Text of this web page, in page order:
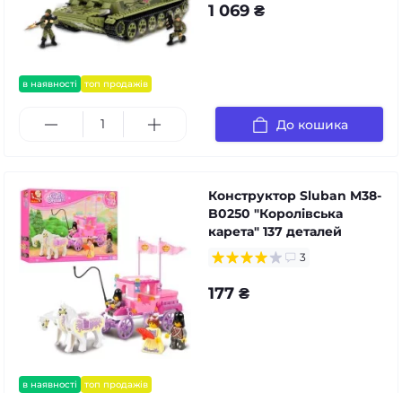
в наявності топ продажів
1 069 ₴
До кошика
в наявності топ продажів
Конструктор Sluban M38-
B0250 "Королівська
карета" 137 деталей
3
177 ₴